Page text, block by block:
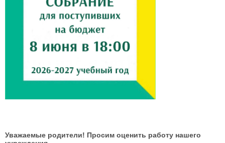
Уважаемые родители! Просим оценить работу нашего